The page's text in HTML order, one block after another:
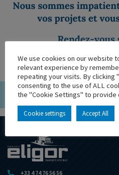
+33 4 74 76 56 56
We use cookies on our website
relevant experience by
repeating your visits. By clicking
consenting to the use of ALL
the "Cookie Settings" to provide
Cookie settings Accept All